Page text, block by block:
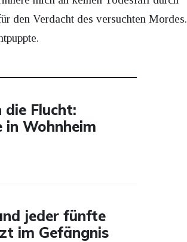
den Verdacht des versuchten Mordes.
die Flucht:
Wohnheim
jeder fünfte
im Gefängnis